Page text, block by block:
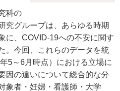
科の
究グループは、あらゆる時期
に、COVID-19への不安に関す
。今回、これらのデータを統
5～6月時点）における立場に
因の違いについて総合的な分
象者・妊婦・看護師・大学